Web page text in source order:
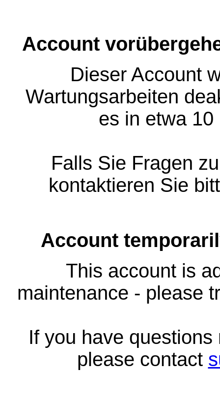
Account
Dieser Account
Wartungsarbeiten
es in etwa
Falls Sie Fragen
kontaktieren Sie
Account
This account is
maintenance - please
If you have
please contact